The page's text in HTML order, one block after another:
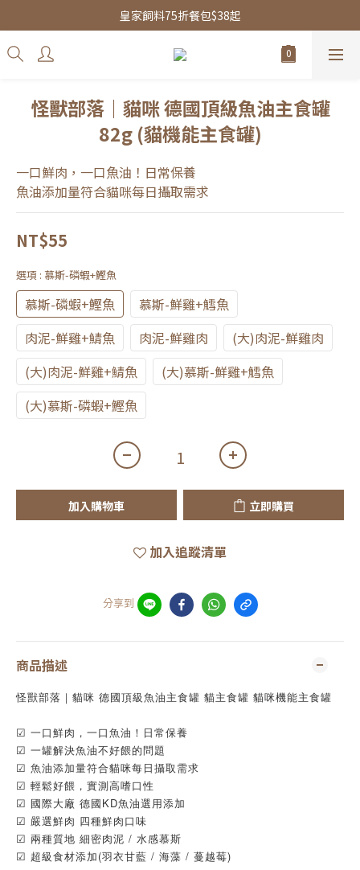
皇家飼料75折餐包$38起
皇家飼料75折餐包$38起
水魔素限時團購優惠
怪獸部落｜貓咪 德國頂級魚油主食罐
82g (貓機能主食罐)
一口鮮肉，一口魚油！日常保養
魚油添加量符合貓咪每日攝取需求
NT$55
選項 : 慕斯-磷蝦+鰹魚
慕斯-磷蝦+鰹魚
慕斯-鮮雞+鱈魚
肉泥-鮮雞+鯖魚
肉泥-鮮雞肉
(大)肉泥-鮮雞肉
(大)肉泥-鮮雞+鯖魚
(大)慕斯-鮮雞+鱈魚
(大)慕斯-磷蝦+鰹魚
加入購物車 立即購買
加入追蹤清單
分享到
商品描述
怪獸部落｜貓咪 德國頂級魚油主食罐 貓主食罐 貓咪機能主食罐
☑ 一口鮮肉，一口魚油！日常保養
☑ 一罐解決魚油不好餵的問題
☑ 魚油添加量符合貓咪每日攝取需求
☑ 輕鬆好餵，實測高嗜口性
☑ 國際大廠 德國KD魚油選用添加
☑ 嚴選鮮肉 四種鮮肉口味
☑ 兩種質地 細密肉泥 / 水感慕斯
☑ 超級食材添加(羽衣甘藍 / 海藻 / 蔓越莓)